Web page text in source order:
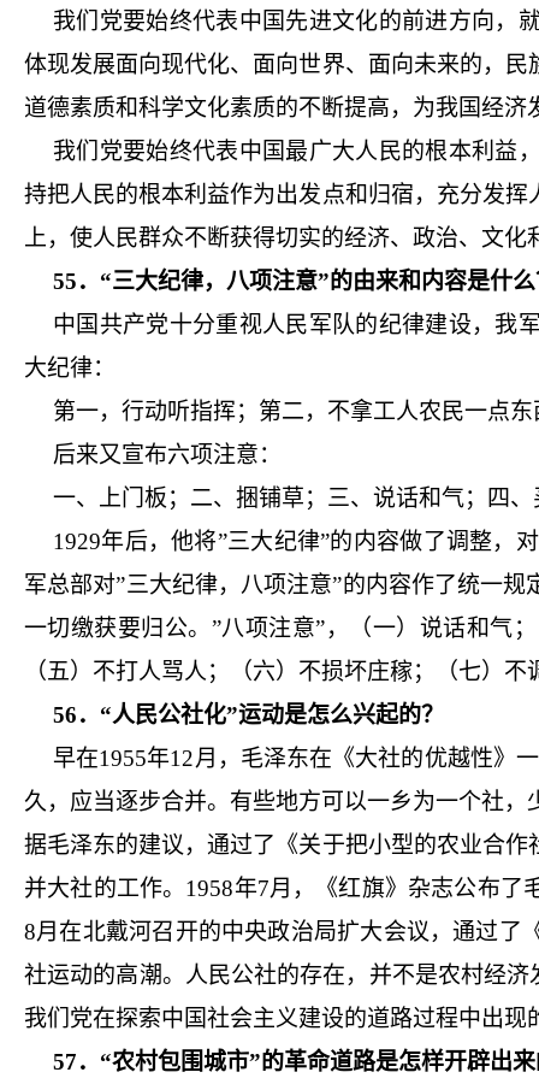
我们党要始终代表中国先进文化的前进方向，
体现发展面向现代化、面向世界、面向未来的，
道德素质和科学文化素质的不断提高，为我国经
我们党要始终代表中国最广大人民的根本利益
持把人民的根本利益作为出发点和归宿，充分发
上，使人民群众不断获得切实的经济、政治、文化
55．“三大纪律，八项注意”的由来和内容是什
中国共产党十分重视人民军队的纪律建设，我
大纪律：
第一，行动听指挥；第二，不拿工人农民一点
后来又宣布六项注意：
一、上门板；二、捆铺草；三、说话和气；四
1929年后，他将”三大纪律”的内容做了调整，
军总部对”三大纪律，八项注意”的内容作了统一
一切缴获要归公。”八项注意”，（一）说话和气
（五）不打人骂人；（六）不损坏庄稼；（七）
56．“人民公社化”运动是怎么兴起的？
早在1955年12月，毛泽东在《大社的优越性》
久，应当逐步合并。有些地方可以一乡为一个社
据毛泽东的建议，通过了《关于把小型的农业合
并大社的工作。1958年7月，《红旗》杂志公布
8月在北戴河召开的中央政治局扩大会议，通过了
社运动的高潮。人民公社的存在，并不是农村经
我们党在探索中国社会主义建设的道路过程中出现
57．“农村包围城市”的革命道路是怎样开辟出